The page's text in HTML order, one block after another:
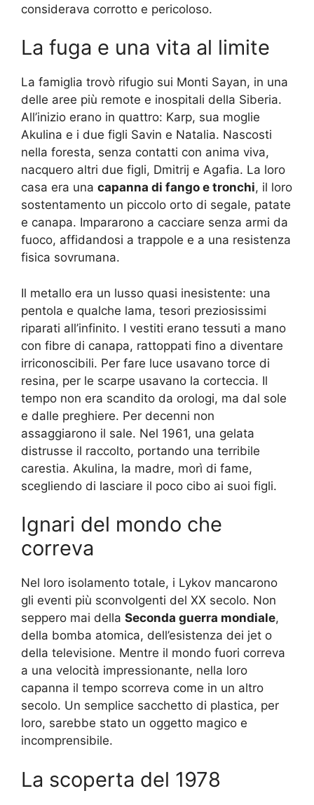
considerava corrotto e pericoloso.
La fuga e una vita al limite
La famiglia trovò rifugio sui Monti Sayan, in una
delle aree più remote e inospitali della Siberia.
All’inizio erano in quattro: Karp, sua moglie
Akulina e i due figli Savin e Natalia. Nascosti
nella foresta, senza contatti con anima viva,
nacquero altri due figli, Dmitrij e Agafia. La loro
casa era una capanna di fango e tronchi, il loro
sostentamento un piccolo orto di segale, patate
e canapa. Impararono a cacciare senza armi da
fuoco, affidandosi a trappole e a una resistenza
fisica sovrumana.
Il metallo era un lusso quasi inesistente: una
pentola e qualche lama, tesori preziosissimi
riparati all’infinito. I vestiti erano tessuti a mano
con fibre di canapa, rattoppati fino a diventare
irriconoscibili. Per fare luce usavano torce di
resina, per le scarpe usavano la corteccia. Il
tempo non era scandito da orologi, ma dal sole
e dalle preghiere. Per decenni non
assaggiarono il sale. Nel 1961, una gelata
distrusse il raccolto, portando una terribile
carestia. Akulina, la madre, morì di fame,
scegliendo di lasciare il poco cibo ai suoi figli.
Ignari del mondo che
correva
Nel loro isolamento totale, i Lykov mancarono
gli eventi più sconvolgenti del XX secolo. Non
seppero mai della Seconda guerra mondiale,
della bomba atomica, dell’esistenza dei jet o
della televisione. Mentre il mondo fuori correva
a una velocità impressionante, nella loro
capanna il tempo scorreva come in un altro
secolo. Un semplice sacchetto di plastica, per
loro, sarebbe stato un oggetto magico e
incomprensibile.
La scoperta del 1978